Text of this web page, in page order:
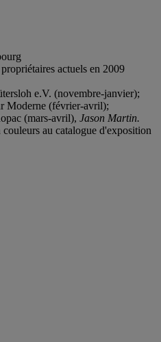
actuels en 2009
e.V. (novembre-janvier);
Moderne (février-avril);
(mars-avril), Jason Martin.
au catalogue d'exposition